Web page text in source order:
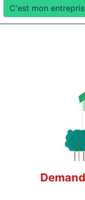
C'est mon